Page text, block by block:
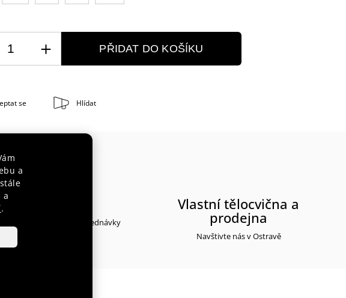
a
a
.
PŘIDAT DO KOŠÍKU
se Hlídat
zdarma
nad 1 900 Kč do váhy objednávky
Vlastní tělocvična a
prodejna
Navštivte nás v Ostravě